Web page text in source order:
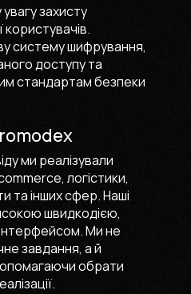
захисту
систему шифрування,
доступу та
стандартам безпеки
ми реалізували
логістики,
та інших сфер. Наші
швидкодією,
Ми не
завдання, а й
обрати